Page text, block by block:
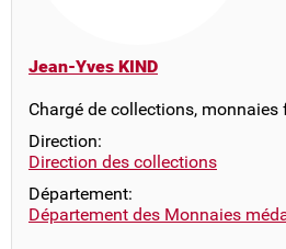
Jean-Yves KIND
Chargé de collections, monnaies
Direction:
Direction des collections
Département:
Département des Monnaies